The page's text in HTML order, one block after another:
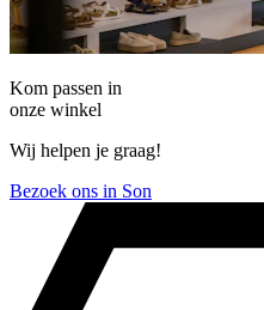
Kom passen in
onze winkel
Wij helpen je graag!
Bezoek ons in Son